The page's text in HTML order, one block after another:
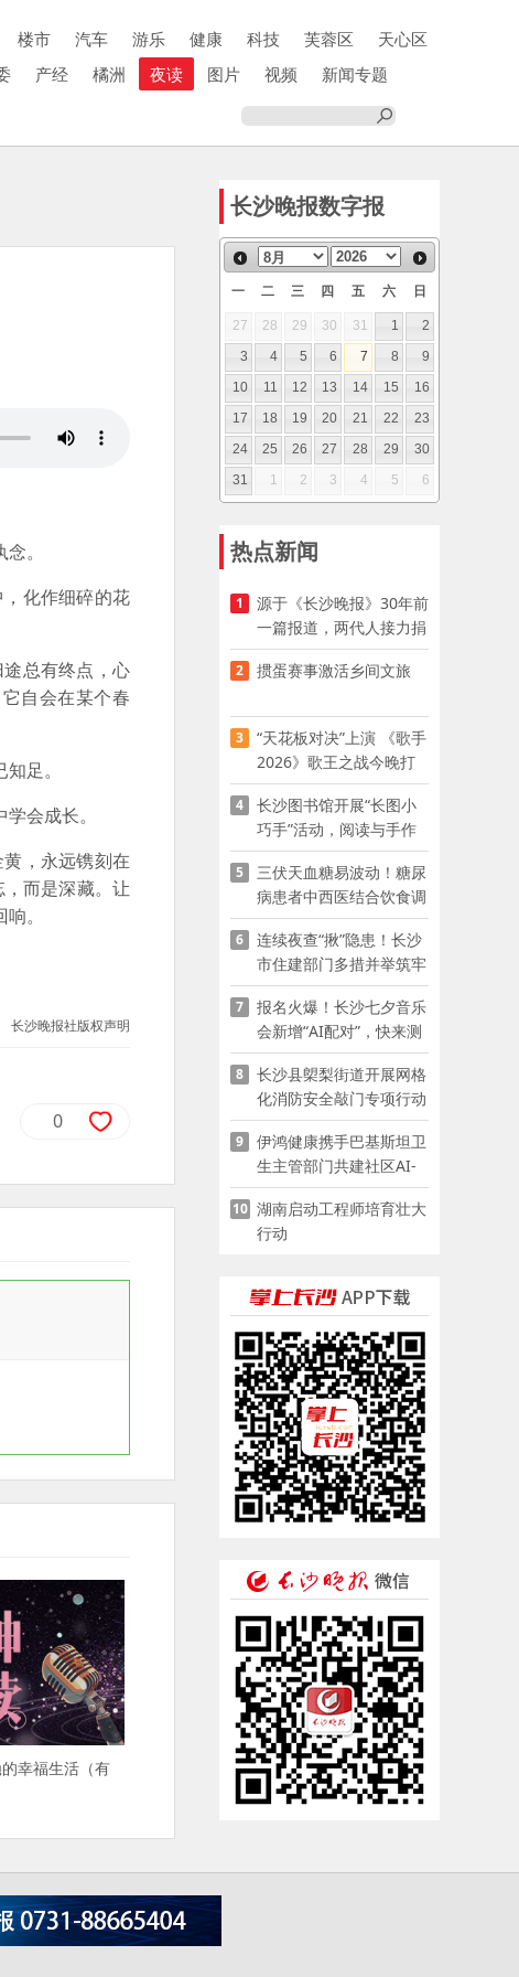
楼市 汽车 游乐 健康 科技 芙蓉区
天心区
产经 橘洲 夜读 图片 视频
新闻专题
。
化作细碎的花
总有终点，心
自会在某个春
足。
会成长。
，永远镌刻在
而是深藏。让
。
长沙晚报社版权声明
0
幸福生活（有
长沙晚报数字报
一 二 三 四 五 六 日
27 28 29 30 31 1
2
3
4 5 6 7 8
9
10
11 12 13 14 15
16
17
18 19 20 21 22
23
24
25 26 27 28 29
30
31
1 2 3 4 5 6
热点新闻
1
源于《长沙晚报》30年前
一篇报道，两代人接力捐
资助学
2 掼蛋赛事激活乡间文旅
3
“天花板对决”上演 《歌手
2026》歌王之战今晚打
响
4
长沙图书馆开展“长图小
巧手”活动，阅读与手作
赋能少儿暑期成长
5
三伏天血糖易波动！糖尿
病患者中西医结合饮食调
养指南
6
连续夜查“揪”隐患！长沙
市住建部门多措并举筑牢
夏季建筑施工安全防线
7
报名火爆！长沙七夕音乐
会新增“AI配对”，快来测
测你的七夕缘分
8
长沙县㮾梨街道开展网格
化消防安全敲门专项行动
9
伊鸿健康携手巴基斯坦卫
生主管部门共建社区AI-
POCT生态
10 湖南启动工程师培育壮大
行动